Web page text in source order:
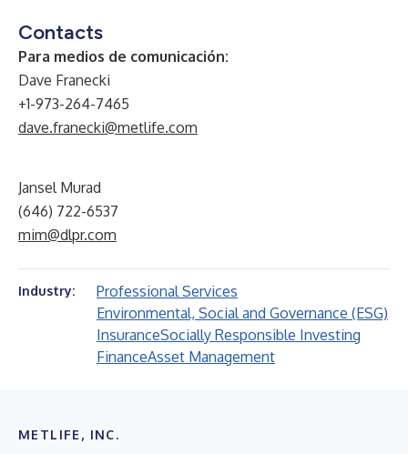
Contacts
Para medios de comunicación:
Dave Franecki
+1-973-264-7465
dave.franecki@metlife.com
Jansel Murad
(646) 722-6537
mim@dlpr.com
Industry:
Professional Services
Environmental, Social and Governance (ESG)
InsuranceSocially Responsible Investing
FinanceAsset Management
METLIFE, INC.